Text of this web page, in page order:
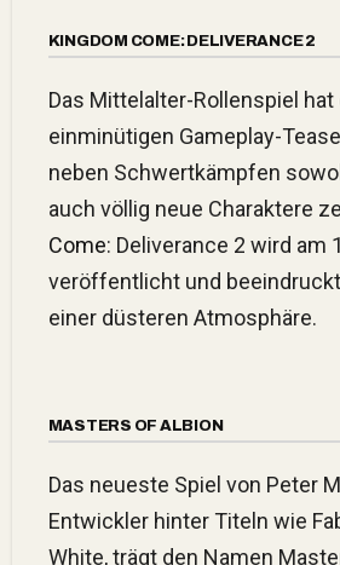
KINGDOM COME: DELIVERANCE 2
Das Mittelalter-Rollenspiel hat einen etwa
einminütigen Gameplay-
neben Schwertkämpfen
auch völlig neue Charaktere
Come: Deliverance 2 wird am
veröffentlicht und
einer düsteren Atmosphäre.
MASTERS OF ALBION
Das neueste Spiel von Peter Molyneux, dem
Entwickler hinter Titeln wie
White, trägt den Namen